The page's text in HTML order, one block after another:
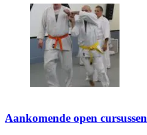
Aankomende open cursussen